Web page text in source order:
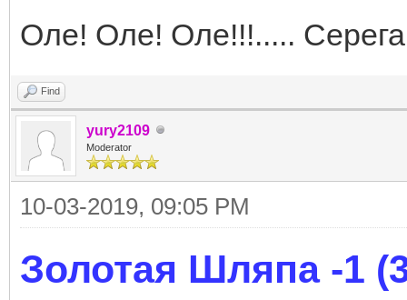
Оле! Оле! Оле!!!.....
Find
yury2109
Moderator
10-03-2019, 09:05 PM
Золотая Шляпа -1